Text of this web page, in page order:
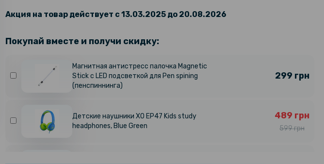
Акция на товар действует с 13.03.2025 до 20.08.2026
Покупай вместе и получи скидку:
Магнитная антистресс палочка Magnetic
Stick с LED подсветкой для Pen spining
(пенспиннинга)
299 грн
Детские наушники XO EP47 Kids study
headphones, Blue Green
489 грн
599 грн